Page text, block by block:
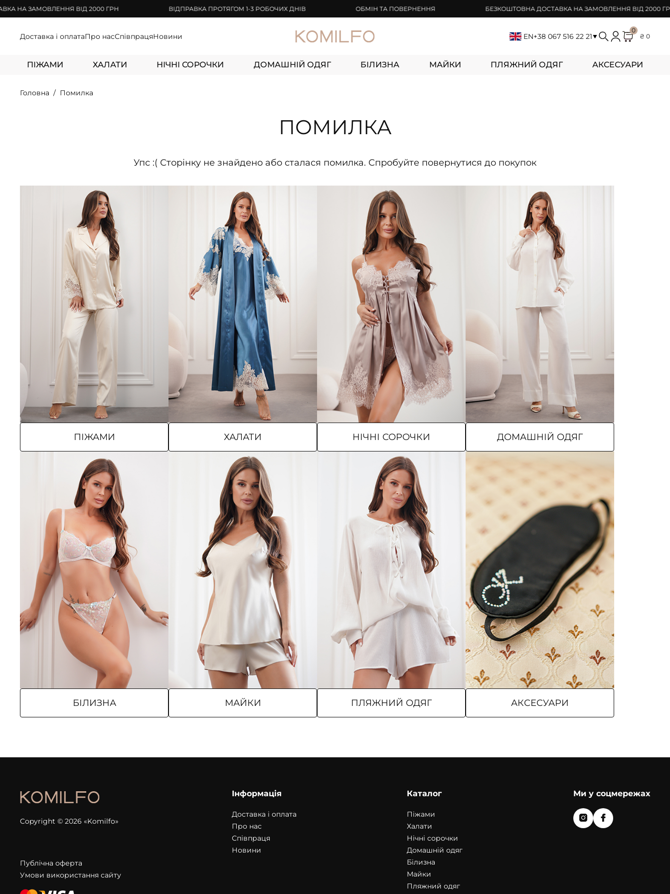
ЗАМОВЛЕННЯ ВІД 2000 ГРН ВІДПРАВКА ПРОТЯГОМ 1-3 РОБОЧИХ ДНІВ ОБМІН ТА ПОВЕРНЕННЯ БЕЗКОШТОВНА ДОСТАВКА НА ЗАМОВЛЕННЯ ВІД 2000 ГРН
Доставка і оплатаПро насСпівпрацяНовини EN+38 067 516 22 21
0
₴ 0
ПІЖАМИ ХАЛАТИ НІЧНІ СОРОЧКИ ДОМАШНІЙ ОДЯГ БІЛИЗНА МАЙКИ ПЛЯЖНИЙ ОДЯГ АКСЕСУАРИ
Головна Помилка
ПОМИЛКА
Упс :( Сторінку не знайдено або сталася помилка. Спробуйте повернутися до покупок
ПІЖАМИ ХАЛАТИ НІЧНІ СОРОЧКИ ДОМАШНІЙ ОДЯГ
БІЛИЗНА МАЙКИ ПЛЯЖНИЙ ОДЯГ АКСЕСУАРИ
Copyright © 2026 «Komilfo»
Публічна оферта
Умови використання сайту
Інформація
Доставка і оплата
Про нас
Співпраця
Новини
Каталог
Піжами
Халати
Нічні сорочки
Домашній одяг
Білизна
Майки
Пляжний одяг
Ми у соцмережах